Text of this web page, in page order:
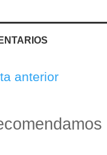
anterior